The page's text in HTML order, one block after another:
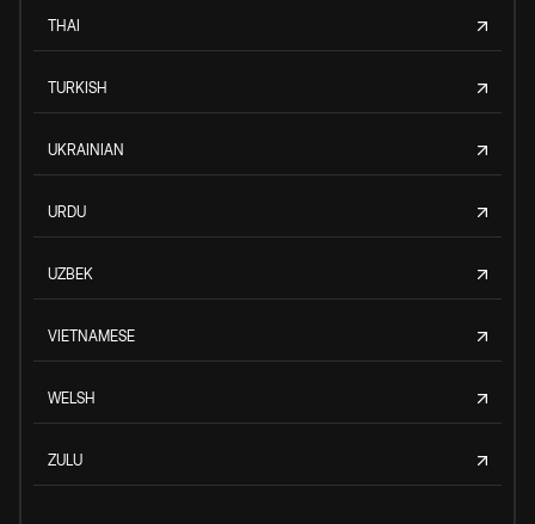
THAI
TURKISH
UKRAINIAN
URDU
UZBEK
VIETNAMESE
WELSH
ZULU